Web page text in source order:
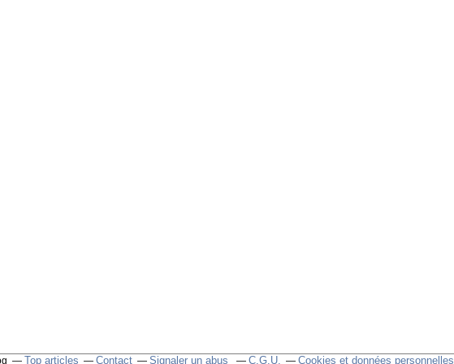
Top articles Contact Signaler un abus C.G.U. Cookies et données personnelles